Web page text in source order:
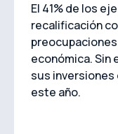
El 41% de los
recalificación
económica. Sin
sus
este año.